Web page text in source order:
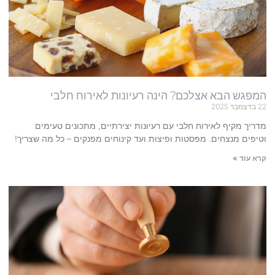
המפגש הבא אצלכם? הינה רעיונות לאירוח חלבי
22 בדצמבר 2025
מדריך מקיף לאירוח חלבי עם רעיונות יצירתיים, מתכונים טעימים
וטיפים מנצחים. מפסטות ופיצות ועד קינוחים מפנקים – כל מה שצריך!
קרא עוד »